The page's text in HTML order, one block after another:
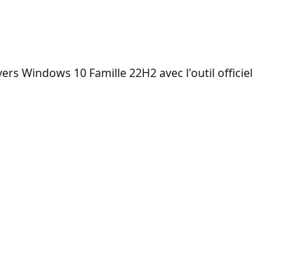
Windows 10 Famille 22H2 avec l'outil officiel